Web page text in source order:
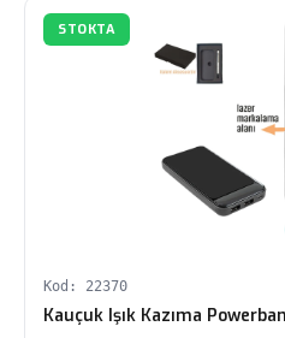
STOKTA
Kod: 22370
Kauçuk Işık Kazıma